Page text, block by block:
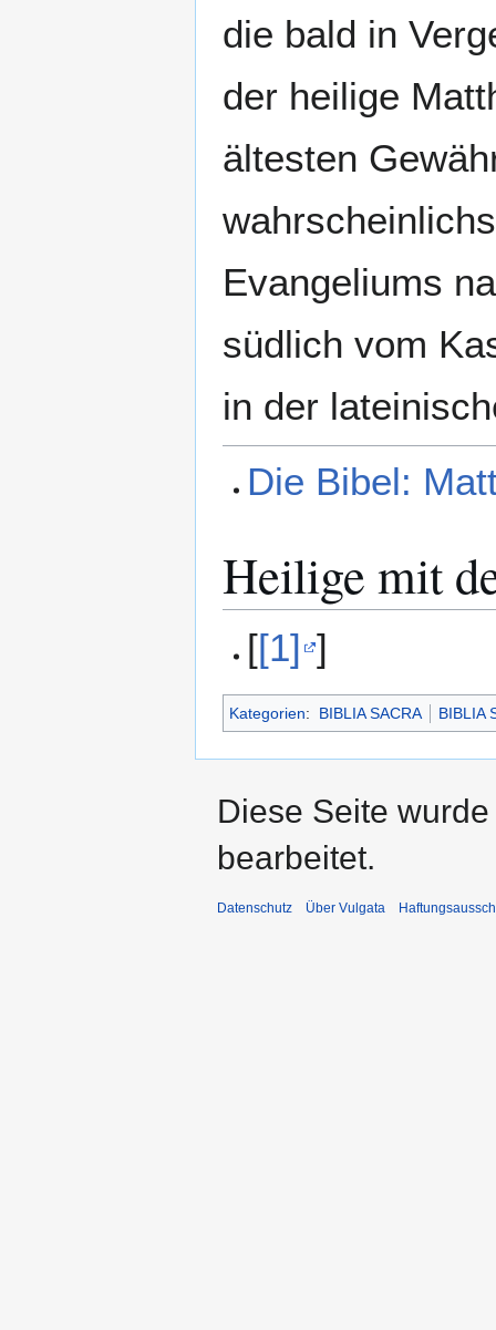
die bald in
der heilige
ältesten
Evangeliums
südlich vom
in der
Die Bibel:
Heilige mit
[[1] ]
Kategorien: BIBLIA SACRA BIBLIA
Diese Seite
bearbeitet.
Datenschutz Über Vulgata